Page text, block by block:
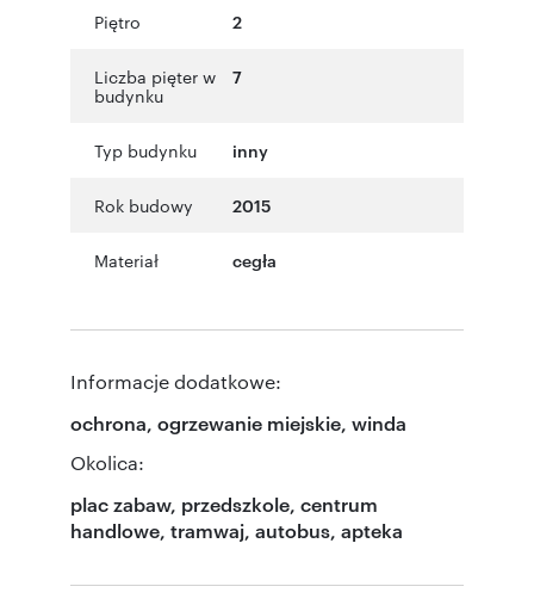
Piętro 2
Liczba pięter w
budynku
7
Typ budynku inny
Rok budowy 2015
Materiał cegła
Informacje dodatkowe:
ochrona, ogrzewanie miejskie, winda
Okolica:
plac zabaw, przedszkole, centrum
handlowe, tramwaj, autobus, apteka